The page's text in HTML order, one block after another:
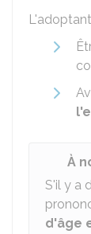
À
S'il y a
d'âge